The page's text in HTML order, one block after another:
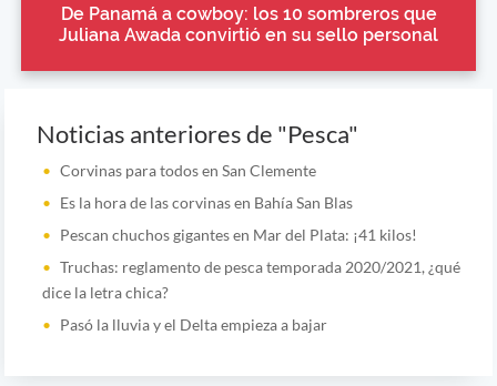
De Panamá a cowboy: los 10 sombreros que
Juliana Awada convirtió en su sello personal
Noticias anteriores de "Pesca"
Corvinas para todos en San Clemente
Es la hora de las corvinas en Bahía San Blas
Pescan chuchos gigantes en Mar del Plata: ¡41 kilos!
Truchas: reglamento de pesca temporada 2020/2021, ¿qué
dice la letra chica?
Pasó la lluvia y el Delta empieza a bajar